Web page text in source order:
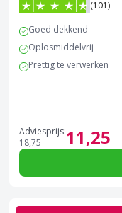
(101)
Goed dekkend
Oplosmiddelvrij
Prettig te verwerken
11,25
Adviesprijs:
18,75